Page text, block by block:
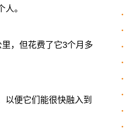
。
，但花费了它3个月多
以便它们能很快融入到